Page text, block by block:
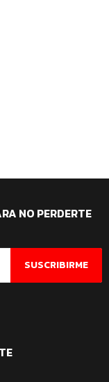
NO PERDERTE
SUSCRIBIRME